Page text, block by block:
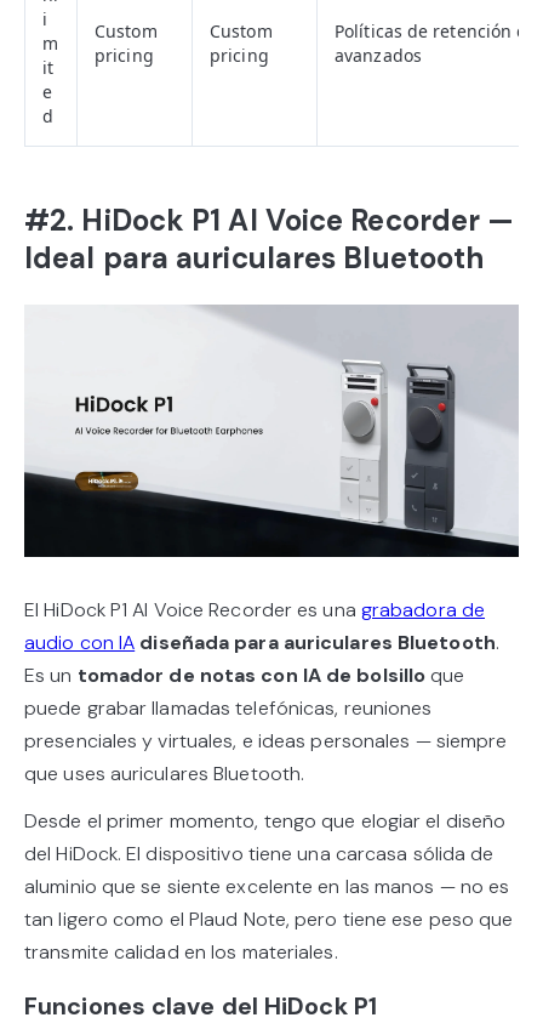
i
m
it
e
d
Custom
pricing
Custom
pricing
Políticas de retención de
avanzados
#2. HiDock P1 AI Voice Recorder —
Ideal para auriculares Bluetooth
El HiDock P1 AI Voice Recorder es una grabadora de
audio con IA diseñada para auriculares Bluetooth.
Es un tomador de notas con IA de bolsilloque
puede grabar llamadas telefónicas, reuniones
presenciales y virtuales, e ideas personales — siempre
que uses auriculares Bluetooth.
Desde el primer momento, tengo que elogiar el diseño
del HiDock. El dispositivo tiene una carcasa sólida de
aluminio que se siente excelente en las manos — no es
tan ligero como el Plaud Note, pero tiene ese peso que
transmite calidad en los materiales.
Funciones clave del HiDock P1